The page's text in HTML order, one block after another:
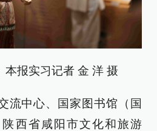
本报实习记者 金 洋 摄
流中心、国家图书馆（国
西省咸阳市文化和旅游